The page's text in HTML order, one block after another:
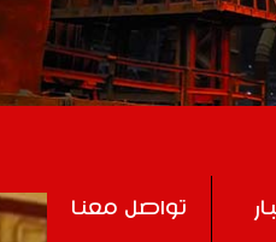
تواصل معنا